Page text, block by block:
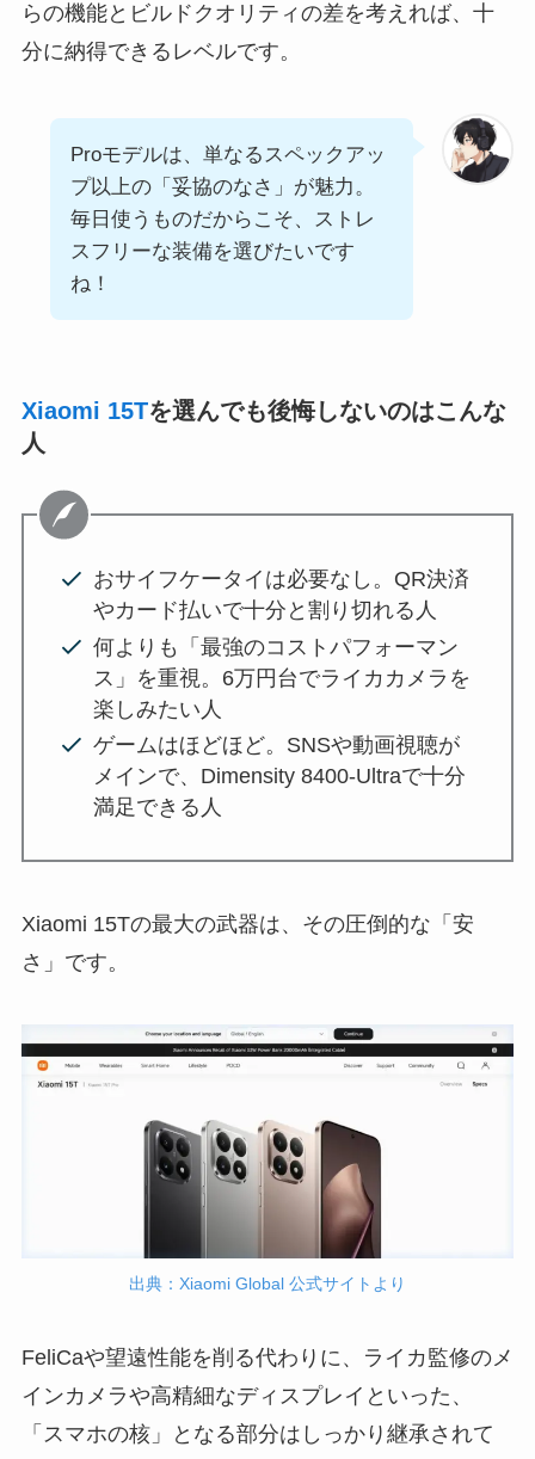
らの機能とビルドクオリティの差を考えれば、十
分に納得できるレベルです。
Proモデルは、単なるスペックアッ
プ以上の「妥協のなさ」が魅力。
毎日使うものだからこそ、ストレ
スフリーな装備を選びたいです
ね！
Xiaomi 15Tを選んでも後悔しないのはこんな
人
おサイフケータイは必要なし。QR決済
やカード払いで十分と割り切れる人
何よりも「最強のコストパフォーマン
ス」を重視。6万円台でライカカメラを
楽しみたい人
ゲームはほどほど。SNSや動画視聴が
メインで、Dimensity 8400-Ultraで十分
満足できる人
Xiaomi 15Tの最大の武器は、その圧倒的な「安
さ」です。
出典：Xiaomi Global 公式サイトより
FeliCaや望遠性能を削る代わりに、ライカ監修のメ
インカメラや高精細なディスプレイといった、
「スマホの核」となる部分はしっかり継承されて